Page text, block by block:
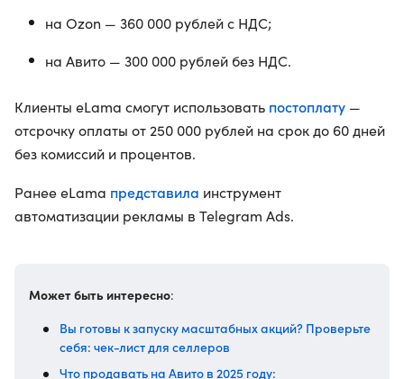
на Ozon — 360 000 рублей с НДС;
на Авито — 300 000 рублей без НДС.
Клиенты eLama смогут использовать постоплату —
отсрочку оплаты от 250 000 рублей на срок до 60 дней
без комиссий и процентов.
Ранее eLama представила инструмент
автоматизации рекламы в Telegram Ads.
Может быть интересно:
Вы готовы к запуску масштабных акций? Проверьте
себя: чек-лист для селлеров
Что продавать на Авито в 2025 году: